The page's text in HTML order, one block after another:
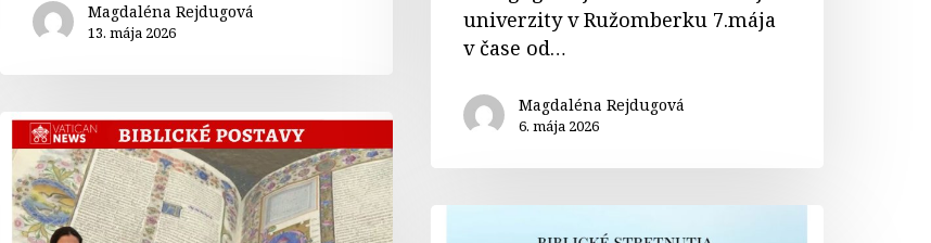
Magdaléna Rejdugová
13. mája 2026
univerzity v Ružomberku 7.mája
v čase od…
Magdaléna Rejdugová
6. mája 2026
35.
Abrahám